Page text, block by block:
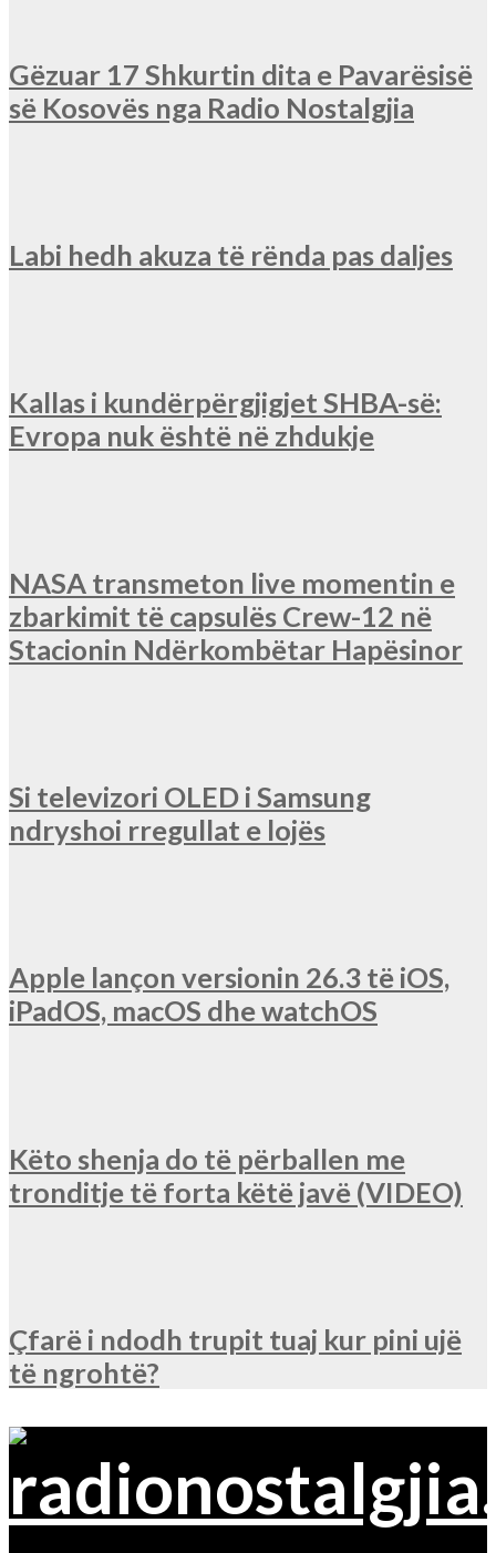
Gëzuar 17 Shkurtin dita e Pavarësisë
së Kosovës nga Radio Nostalgjia
Labi hedh akuza të rënda pas daljes
Kallas i kundërpërgjigjet SHBA-së:
Evropa nuk është në zhdukje
NASA transmeton live momentin e
zbarkimit të capsulës Crew-12 në
Stacionin Ndërkombëtar Hapësinor
Si televizori OLED i Samsung
ndryshoi rregullat e lojës
Apple lançon versionin 26.3 të iOS,
iPadOS, macOS dhe watchOS
Këto shenja do të përballen me
tronditje të forta këtë javë (VIDEO)
Çfarë i ndodh trupit tuaj kur pini ujë
të ngrohtë?